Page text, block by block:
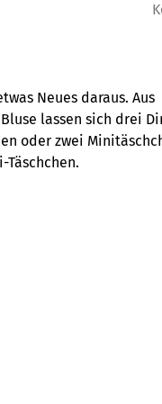
Neues daraus. Aus
lassen sich drei
oder zwei